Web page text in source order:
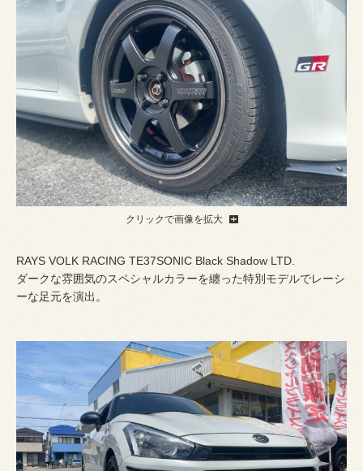
クリックで画像を拡大
RAYS VOLK RACING TE37SONIC Black Shadow LTD.
ダークな雰囲気のスペシャルカラーを纏った特別モデルでレーシ
ーな足元を演出。